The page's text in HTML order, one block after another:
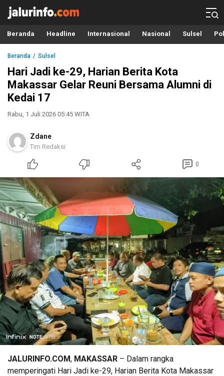
Info Terbaru, Berita Terkini Hari Ini, Jalurinfo.com
Terkini, Akurat dan Terpercaya
Beranda Headline Internasional Nasional Sulsel
Beranda Sulsel
Hari Jadi ke-29, Harian Berita Kota
Makassar Gelar Reuni Bersama Alumni di
Kedai 17
Rabu, 1 Juli 2026 05:45 WITA
Zdane
Tim Redaksi
0
JALURINFO.COM, MAKASSAR – Dalam rangka
memperingati Hari Jadi ke-29, Harian Berita Kota Makassar